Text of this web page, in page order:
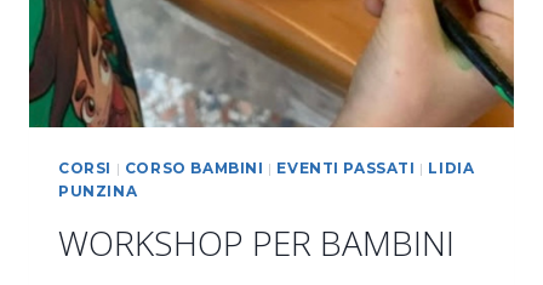
CORSI | CORSO BAMBINI | EVENTI PASSATI | LIDIA
PUNZINA
WORKSHOP PER BAMBINI